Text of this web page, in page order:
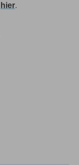
hier.